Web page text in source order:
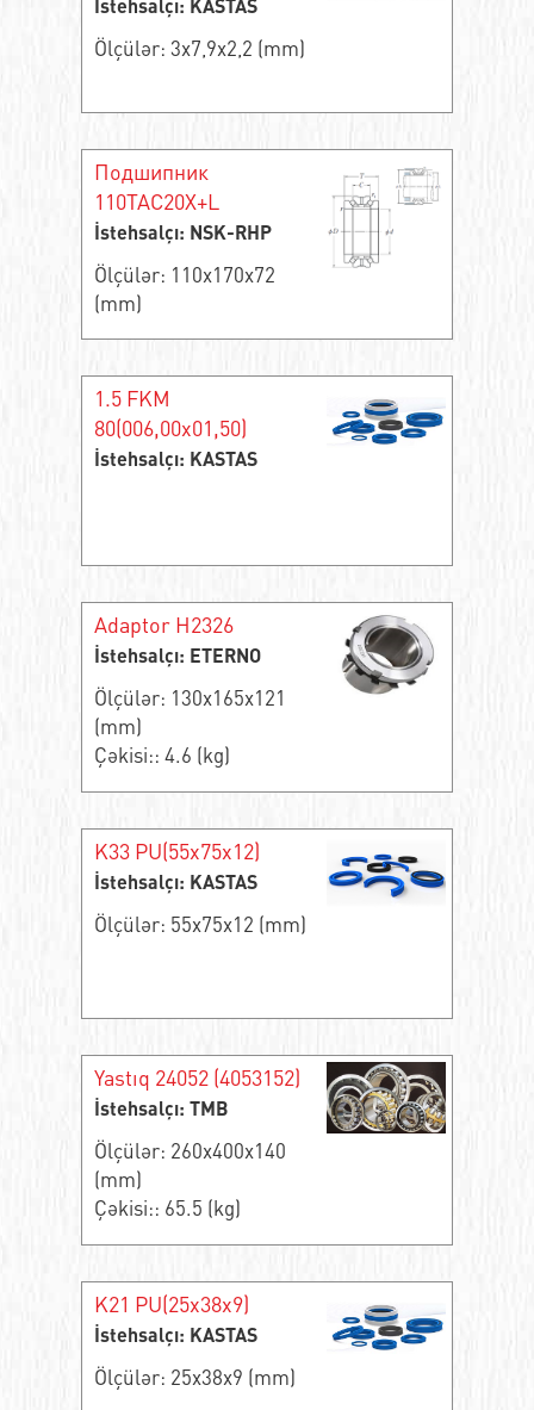
İstehsalçı: KASTAS
Ölçülər: 3x7,9x2,2 (mm)
Подшипник
110TAC20X+L
İstehsalçı: NSK-RHP
Ölçülər: 110x170x72
(mm)
1.5 FKM
80(006,00x01,50)
İstehsalçı: KASTAS
Adaptor H2326
İstehsalçı: ETERNO
Ölçülər: 130x165x121
(mm)
Çəkisi:: 4.6 (kg)
K33 PU(55x75x12)
İstehsalçı: KASTAS
Ölçülər: 55x75x12 (mm)
Yastıq 24052 (4053152)
İstehsalçı: TMB
Ölçülər: 260x400x140
(mm)
Çəkisi:: 65.5 (kg)
K21 PU(25x38x9)
İstehsalçı: KASTAS
Ölçülər: 25x38x9 (mm)